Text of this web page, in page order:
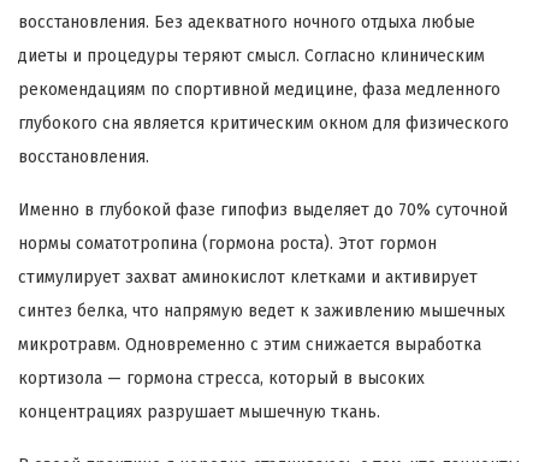
восстановления. Без адекватного ночного отдыха любые
диеты и процедуры теряют смысл. Согласно клиническим
рекомендациям по спортивной медицине, фаза медленного
глубокого сна является критическим окном для физического
восстановления.
Именно в глубокой фазе гипофиз выделяет до 70% суточной
нормы соматотропина (гормона роста). Этот гормон
стимулирует захват аминокислот клетками и активирует
синтез белка, что напрямую ведет к заживлению мышечных
микротравм. Одновременно с этим снижается выработка
кортизола — гормона стресса, который в высоких
концентрациях разрушает мышечную ткань.